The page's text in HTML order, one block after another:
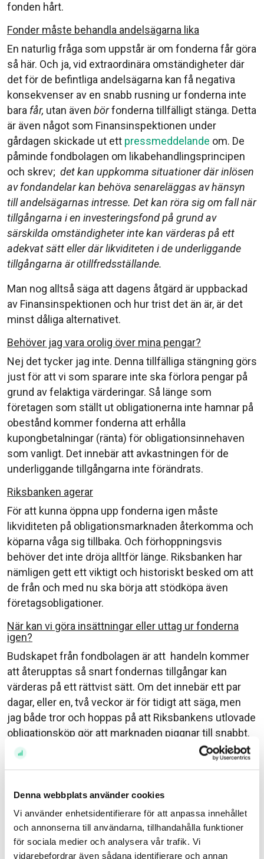
Denna webbplats använder cookies
Vi använder enhetsidentifierare för att anpassa innehållet
och annonserna till användarna, tillhandahålla funktioner
för sociala medier och analysera vår trafik. Vi
vidarebefordrar även sådana identifierare och annan
fonden hårt.
Fonder måste behandla andelsägarna lika
En naturlig fråga som uppstår är om fonderna får göra
så här. Och ja, vid extraordinära omständigheter där
det för de befintliga andelsägarna kan få negativa
konsekvenser av en snabb rusning ur fonderna inte
bara får, utan även börfonderna tillfälligt stänga. Detta
är även något som Finansinspektionen under
gårdagen skickade ut ett pressmeddelande om. De
påminde fondbolagen om likabehandlingsprincipen
och skrev; det kan uppkomma situationer där inlösen
av fondandelar kan behöva senareläggas av hänsyn
till andelsägarnas intresse. Det kan röra sig om fall när
tillgångarna i en investeringsfond på grund av
särskilda omständigheter inte kan värderas på ett
adekvat sätt eller där likviditeten i de underliggande
tillgångarna är otillfredsställande.
Man nog alltså säga att dagens åtgärd är uppbackad
av Finansinspektionen och hur trist det än är, är det
minst dåliga alternativet.
Behöver jag vara orolig över mina pengar?
Nej det tycker jag inte. Denna tillfälliga stängning görs
just för att vi som sparare inte ska förlora pengar på
grund av felaktiga värderingar. Så länge som
företagen som ställt ut obligationerna inte hamnar på
obestånd kommer fonderna att erhålla
kupongbetalningar (ränta) för obligationsinnehaven
som vanligt. Det innebär att avkastningen för de
underliggande tillgångarna inte förändrats.
Riksbanken agerar
För att kunna öppna upp fonderna igen måste
likviditeten på obligationsmarknaden återkomma och
köparna våga sig tillbaka. Och förhoppningsvis
behöver det inte dröja alltför länge. Riksbanken har
nämligen gett ett viktigt och historiskt besked om att
de från och med nu ska börja att stödköpa även
företagsobligationer.
När kan vi göra insättningar eller uttag ur fonderna
igen?
Budskapet från fondbolagen är att handeln kommer
att återupptas så snart fondernas tillgångar kan
värderas på ett rättvist sätt. Om det innebär ett par
dagar, eller en, två veckor är för tidigt att säga, men
jag både tror och hoppas på att Riksbankens utlovade
obligationsköp gör att marknaden piggnar till snabbt.
Hoppas det svarade på era frågor. Har du ytterligare
//Johanna
Historisk avkastning är ingen garanti för framtida avkastning. En investering i värdepapper/fonder
kan både öka och minska i värde och det är inte säkert att du får tillbaka det investerade kapitalet.